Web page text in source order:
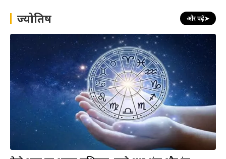
h ज्योतिष और पढ़ें➤